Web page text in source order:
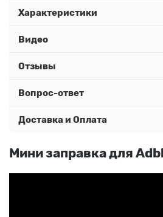
Характеристики
Видео
Отзывы
Вопрос-ответ
Доставка и Оплата
Мини заправка для